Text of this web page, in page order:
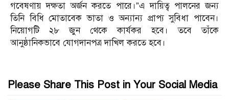
গবেষণায় দক্ষতা অর্জন করতে পারে।”এ দায়িত্ব পালনের জন্য
তিনি বিধি মোতাবেক ভাতা ও অন্যান্য প্রাপ্য সুবিধা পাবেন।
নিয়োগটি ২৮ জুন থেকে কার্যকর হবে। তবে তাঁকে
আনুষ্ঠানিকভাবে যোগদানপত্র দাখিল করতে হবে।
Please Share This Post in Your Social Media